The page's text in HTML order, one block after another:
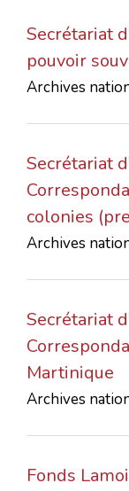
Secrétariat
pouvoir
Archives
Secrétariat
colonies
Archives
Secrétariat
Martinique
Archives
Fonds